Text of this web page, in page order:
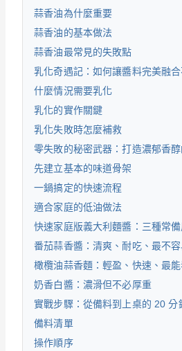
蒜香油為什麼重要
蒜香油的基本做法
蒜香油最常見的失敗點
乳化奇遇記：如何讓醬料完美融
什麼情況需要乳化
乳化的實作關鍵
乳化失敗時怎麼補救
零失敗的秘密武器：打造濃郁香
先建立基本的味道骨架
一鍋搞定的快速流程
適合家庭的低油做法
快速家庭版義大利麵醬：三種常
番茄蒜香醬：清爽、耐吃、最不
橄欖油蒜香麵：輕盈、快速、最
奶香白醬：濃滑但不必厚重
實戰步驟：從備料到上桌的 20 分
備料清單
操作順序